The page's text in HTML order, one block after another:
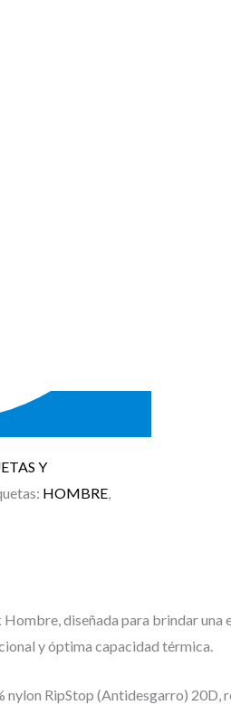
Y
HOMBRE,
diseñada para brindar
y óptima capacidad térmica.
nylon RipStop (Antidesgarro)